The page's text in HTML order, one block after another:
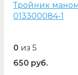
Тройник
013300084-1
0 из 5
650 руб.